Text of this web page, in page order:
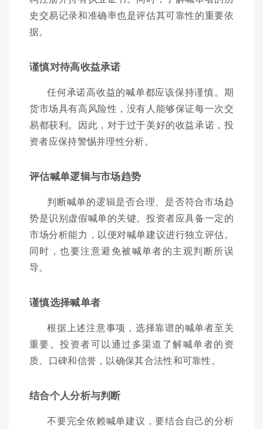
史交易记录和准确率也是评估其可靠性的重要依
据。
谨慎对待高收益承诺
任何承诺高收益的喊单都应该保持谨慎。期
货市场具有高风险性，没有人能够保证每一次交
易都获利。因此，对于过于美好的收益承诺，投
资者应保持警惕并理性分析。
评估喊单逻辑与市场趋势
判断喊单的逻辑是否合理、是否符合市场趋
势是识别虚假喊单的关键。投资者应具备一定的
市场分析能力，以便对喊单建议进行独立评估。
同时，也要注意避免被喊单者的主观判断所误
导。
谨慎选择喊单者
根据上述注意事项，选择靠谱的喊单者至关
重要。投资者可以通过多渠道了解喊单者的资
质、口碑和信誉，以确保其合法性和可靠性。
结合个人分析与判断
不要完全依赖喊单建议，要结合自己的分析